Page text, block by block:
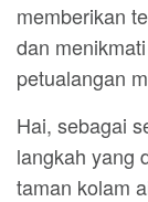
memberikan
dan
petualangan
Hai, sebagai
langkah yang
taman kolam